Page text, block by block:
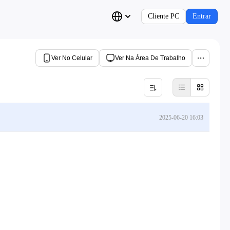
Cliente PC Entrar
Ver No Celular Ver Na Área De Trabalho
2025-06-20 16:03